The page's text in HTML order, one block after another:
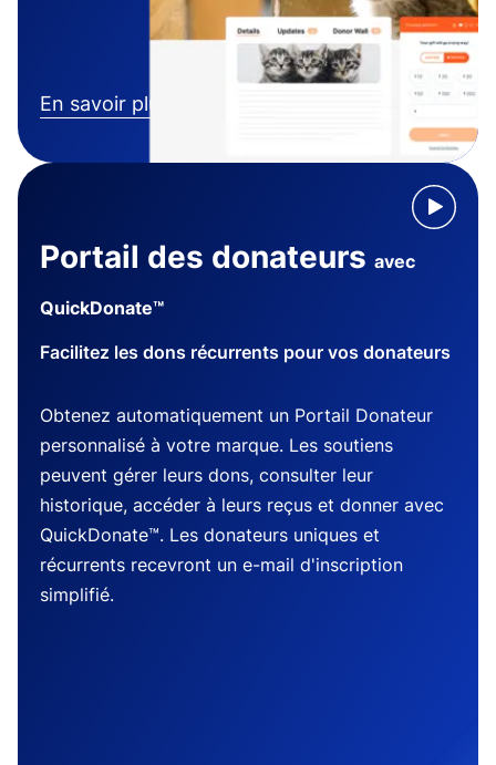
En savoir plus
Portail des donateurs avec
QuickDonate™
Facilitez les dons récurrents pour vos donateurs
Obtenez automatiquement un Portail Donateur
personnalisé à votre marque. Les soutiens
peuvent gérer leurs dons, consulter leur
historique, accéder à leurs reçus et donner avec
QuickDonate™. Les donateurs uniques et
récurrents recevront un e-mail d'inscription
simplifié.